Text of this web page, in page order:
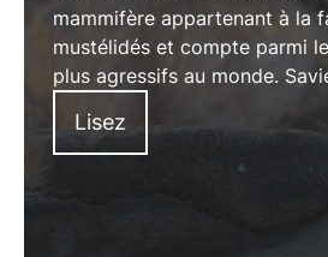
mammifère appartenant à la
mustélidés et compte parmi
plus agressifs au monde.
Découvrez dans cet article
intéressantes sur le blaireau
Lisez